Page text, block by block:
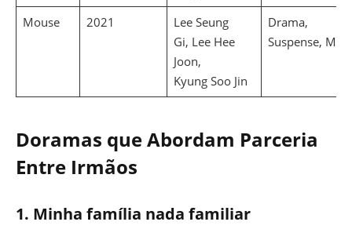
Mouse 2021
Lee Seung
Gi, Lee Hee
Joon,
Kyung Soo Jin
Drama,
Suspense,
Doramas que Abordam Parceria
Entre Irmãos
1. Minha família nada familiar